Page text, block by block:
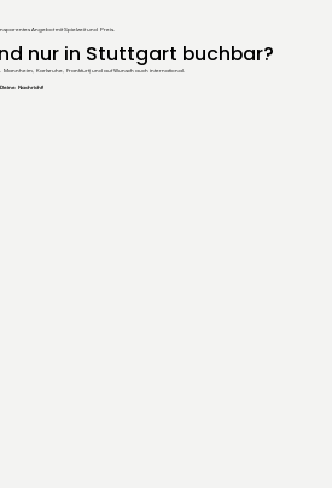
Angebot mit Spielzeit und Preis.
nur in Stuttgart buchbar?
Karlsruhe, Frankfurt) und auf Wunsch auch international.
Nachricht!